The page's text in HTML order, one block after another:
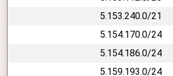
5.153.240.0/21
5.154.170.0/24
5.154.186.0/24
5.159.193.0/24